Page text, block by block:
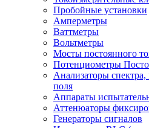
Пробойные установки
Амперметры
Ваттметры
Вольтметры
Мосты постоянного
Потенциометры
Анализаторы
поля
Аппараты
Аттенюаторы
Генераторы сигналов